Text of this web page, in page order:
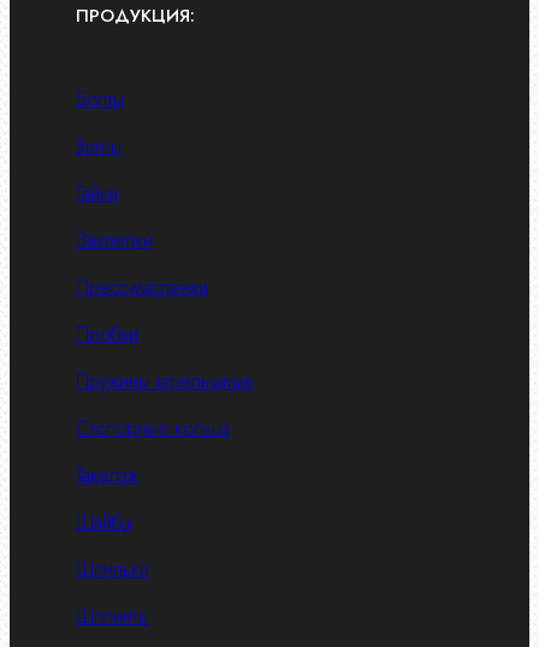
ПРОДУКЦИЯ:
Болты
Винты
Гайки
Заклепки
Пресс-масленки
Пробки
Пружины тарельчатые
Стопорные кольца
Такелаж
Шайбы
Шпильки
Шплинты